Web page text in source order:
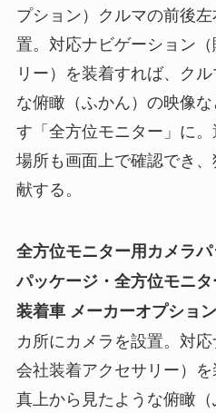
プション）クルマの前後
置。対応ナビゲーション
リー）を装着すれば、ク
な俯瞰（ふかん）の映像
す「全方位モニター」に
場所も画面上で確認でき
献する。
全方位モニター用カメラ
パッケージ・全方位モニ
装着車 メーカーオプショ
カ所にカメラを設置。対
会社装着アクセサリー）
真上から見たような俯瞰